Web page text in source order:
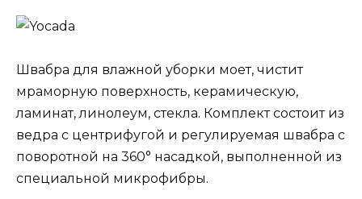
Швабра для влажной уборки моет, чистит
мраморную поверхность, керамическую,
ламинат, линолеум, стекла. Комплект состоит из
ведра с центрифугой и регулируемая швабра с
поворотной на 360° насадкой, выполненной из
специальной микрофибры.